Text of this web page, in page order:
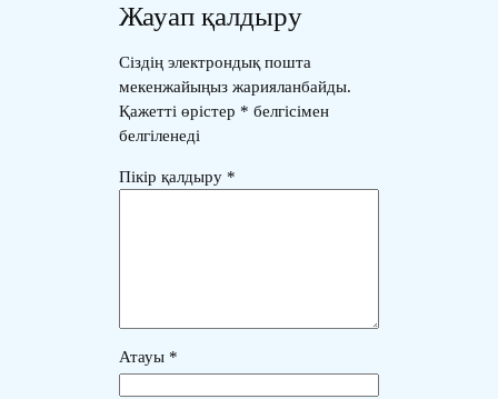
Жауап қалдыру
Сіздің электрондық пошта
мекенжайыңыз жарияланбайды.
Қажетті өрістер * белгісімен
белгіленеді
Пікір қалдыру *
Атауы *